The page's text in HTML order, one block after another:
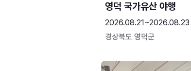
영덕 국가유산 야행
2026.08.21~2026.08.23
경상북도 영덕군